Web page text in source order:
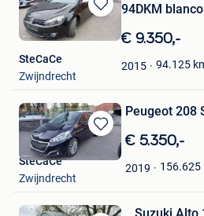
Bewaren
Favorieten
94DKM
€ 9.350,-
2015 94.125
SteCaCe
Zwijndrecht
Bewaren
Peugeot 208
€ 5.350,-
2019 156.625
SteCaCe
Zwijndrecht